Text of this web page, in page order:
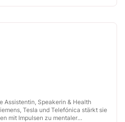
Assistentin, Speakerin & Health
Tesla und Telefónica stärkt sie
mit Impulsen zu mentaler